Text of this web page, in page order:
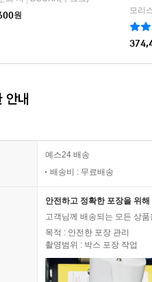
원 모리
내
예스24 배송
배송비 : 무료배송
안전하고 정확한 포장을 위
고객님께 배송되는 모든 상
목적 : 안전한 포장 관리
촬영범위 : 박스 포장 작업